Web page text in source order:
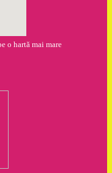
o hartă mai mare